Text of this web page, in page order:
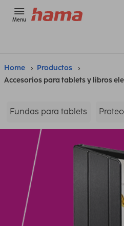
Menu
Home
Productos
Accesorios para tablets y libros
Fundas para tablets